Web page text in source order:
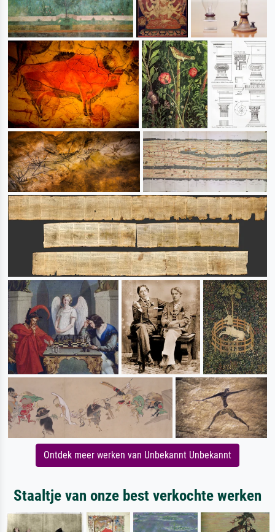
Ontdek meer werken van Unbekannt Unbekannt
Staaltje van onze best verkochte werken